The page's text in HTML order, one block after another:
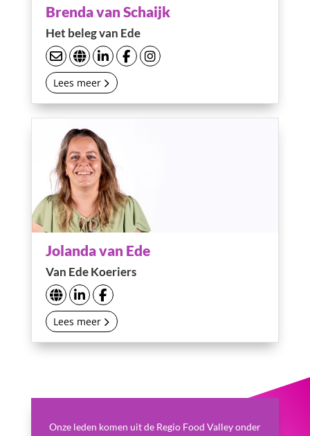
Brenda van Schaijk
Het beleg van Ede
Lees meer
Jolanda van Ede
Van Ede Koeriers
Lees meer
Onze leden komen uit de Regio Food Valley onder